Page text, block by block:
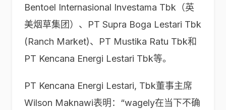
Bentoel Internasional Investama Tbk（英
美烟草集团）、PT Supra Boga Lestari Tbk
(Ranch Market)、PT Mustika Ratu Tbk和
PT Kencana Energi Lestari Tbk等。
PT Kencana Energi Lestari, Tbk董事主席
Wilson Maknawi表明：“wagely在当下不确